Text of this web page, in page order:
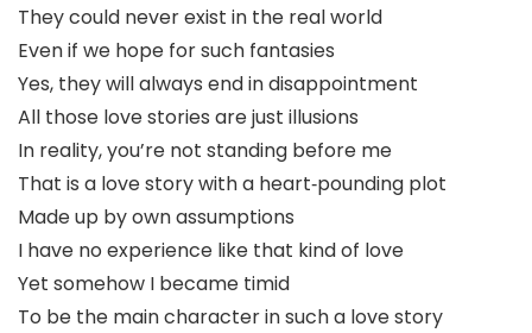
They could never exist in the real world
Even if we hope for such fantasies
Yes, they will always end in disappointment
All those love stories are just illusions
In reality, you’re not standing before me
That is a love story with a heart‑pounding plot
Made up by own assumptions
I have no experience like that kind of love
Yet somehow I became timid
To be the main character in such a love story